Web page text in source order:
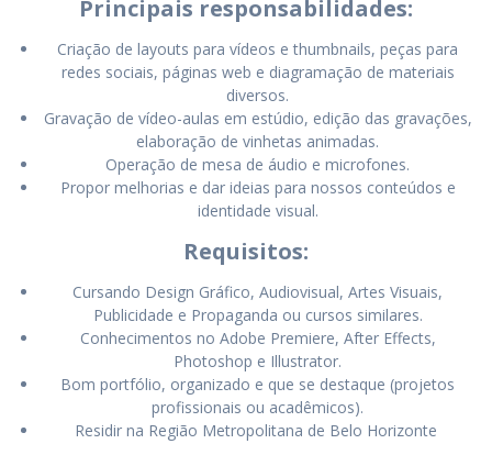
Principais responsabilidades:
Criação de layouts para vídeos e thumbnails, peças para
redes sociais, páginas web e diagramação de materiais
diversos.
Gravação de vídeo-aulas em estúdio, edição das gravações,
elaboração de vinhetas animadas.
Operação de mesa de áudio e microfones.
Propor melhorias e dar ideias para nossos conteúdos e
identidade visual.
Requisitos:
Cursando Design Gráfico, Audiovisual, Artes Visuais,
Publicidade e Propaganda ou cursos similares.
Conhecimentos no Adobe Premiere, After Effects,
Photoshop e Illustrator.
Bom portfólio, organizado e que se destaque (projetos
profissionais ou acadêmicos).
Residir na Região Metropolitana de Belo Horizonte